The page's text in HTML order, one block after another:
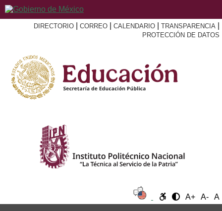
DIRECTORIO CORREO CALENDARIO TRANSPARENCIA
PROTECCIÓN DE DATOS
A+ A- A